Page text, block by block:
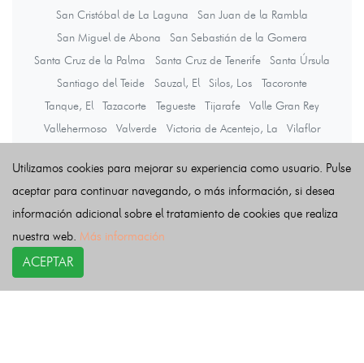
San Cristóbal de La Laguna
San Juan de la Rambla
San Miguel de Abona
San Sebastián de la Gomera
Santa Cruz de la Palma
Santa Cruz de Tenerife
Santa Úrsula
Santiago del Teide
Sauzal, El Silos, Los
Tacoronte
Tanque, El
Tazacorte Tegueste Tijarafe
Valle Gran Rey
Vallehermoso
Valverde Victoria de Acentejo, La
Vilaflor
Últimas noticias
Utilizamos cookies para mejorar su experiencia como usuario. Pulse
aceptar para continuar navegando, o más información, si desea
información adicional sobre el tratamiento de cookies que realiza
nuestra web. Más información
ACEPTAR